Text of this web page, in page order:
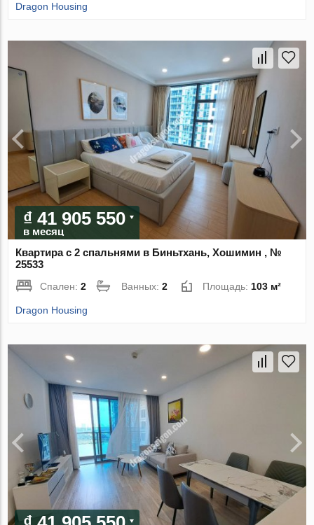
Dragon Housing
₫ 41 905 550
в месяц
Квартира с 2 спальнями в Биньтхань, Хошимин , №
25533
Спален:2 Ванных:2 Площадь: 103 м²
Dragon Housing